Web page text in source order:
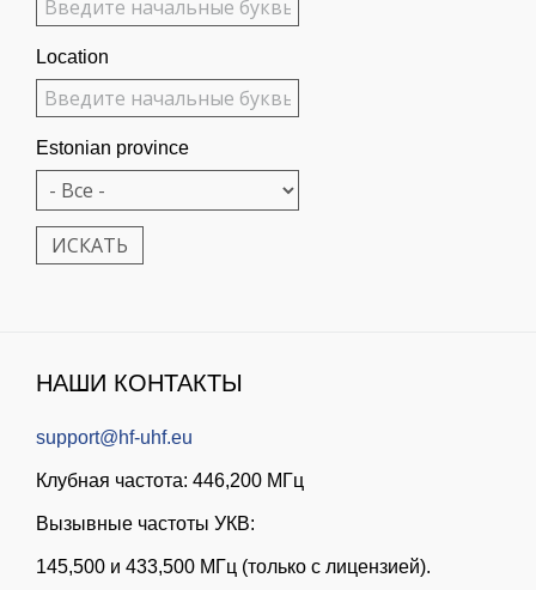
Location
Estonian province
НАШИ КОНТАКТЫ
support@hf-uhf.eu
Клубная частота: 446,200 МГц
Вызывные частоты УКВ:
145,500 и 433,500 МГц (только с лицензией).